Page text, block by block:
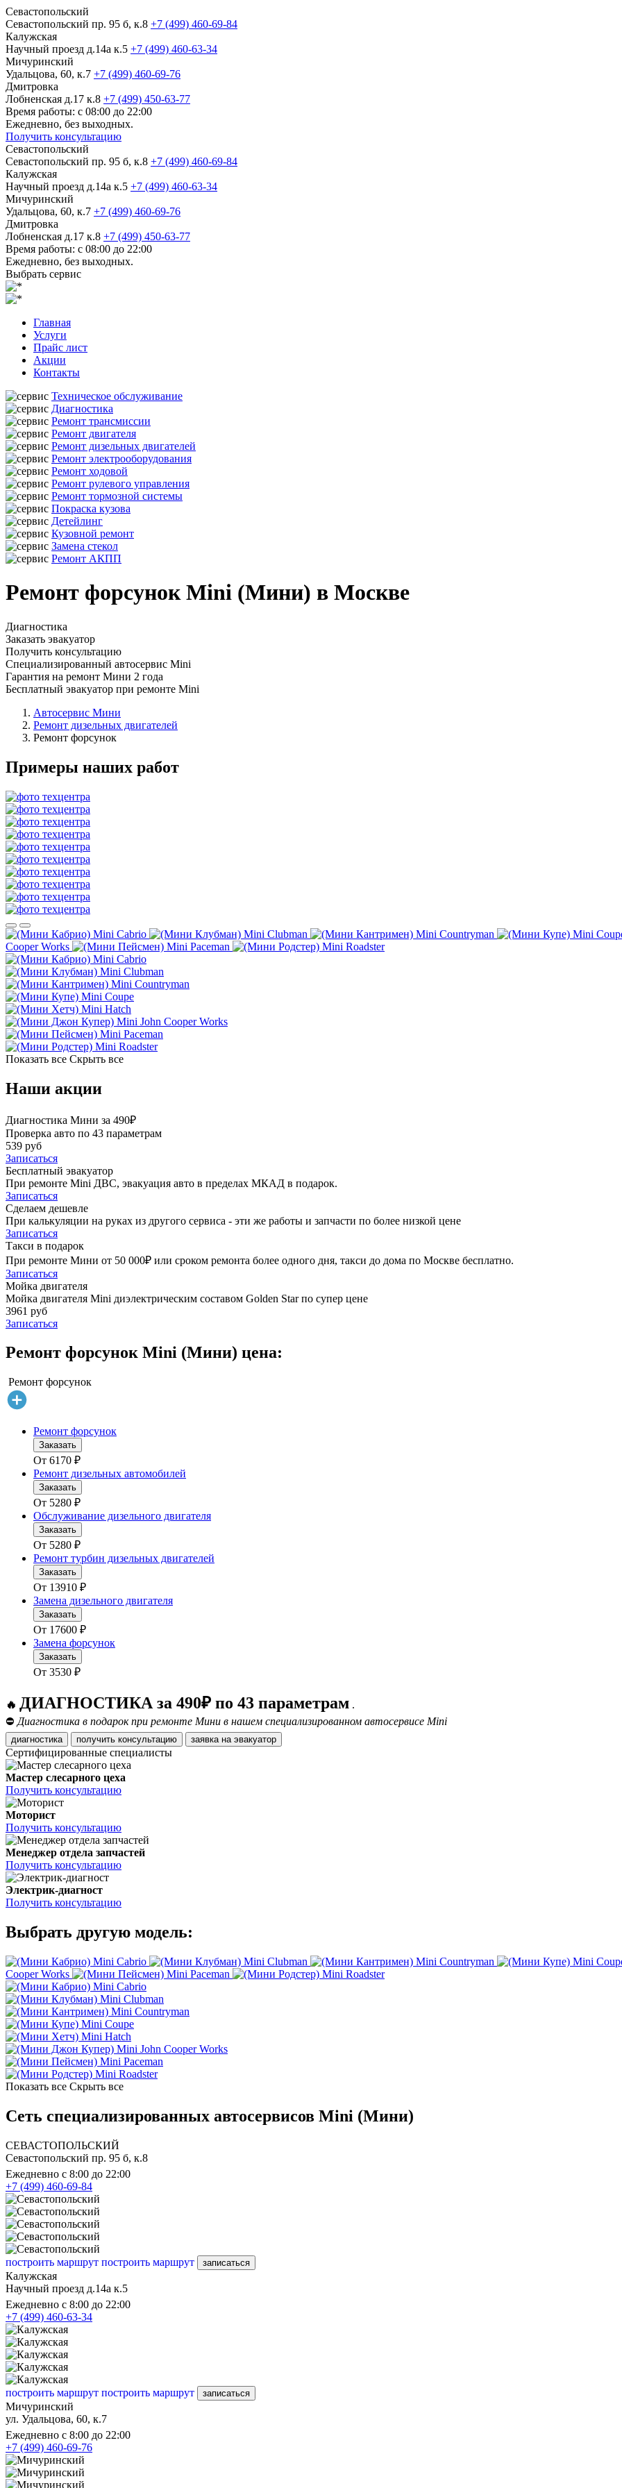
Севастопольский
Севастопольский пр. 95 б, к.8 +7 (499) 460-69-84
Калужская
Научный проезд д.14а к.5 +7 (499) 460-63-34
Мичуринский
Удальцова, 60, к.7 +7 (499) 460-69-76
Дмитровка
Лобненская д.17 к.8 +7 (499) 450-63-77
Время работы: с 08:00 до 22:00
Ежедневно, без выходных.
Получить консультацию
Севастопольский
Севастопольский пр. 95 б, к.8 +7 (499) 460-69-84
Калужская
Научный проезд д.14а к.5 +7 (499) 460-63-34
Мичуринский
Удальцова, 60, к.7 +7 (499) 460-69-76
Дмитровка
Лобненская д.17 к.8 +7 (499) 450-63-77
Время работы: с 08:00 до 22:00
Ежедневно, без выходных.
Выбрать сервис
Главная
Услуги
Прайс лист
Акции
Контакты
Техническое обслуживание
Диагностика
Ремонт трансмиссии
Ремонт двигателя
Ремонт дизельных двигателей
Ремонт электрооборудования
Ремонт ходовой
Ремонт рулевого управления
Ремонт тормозной системы
Покраска кузова
Детейлинг
Кузовной ремонт
Замена стекол
Ремонт АКПП
Ремонт форсунок Mini (Мини) в Москве
Диагностика
Заказать эвакуатор
Получить консультацию
Специализированный автосервис Mini
Гарантия на ремонт Мини 2 года
Бесплатный эвакуатор при ремонте Mini
Автосервис Мини
Ремонт дизельных двигателей
Ремонт форсунок
Примеры наших работ
Mini Cabrio Mini Clubman Mini Countryman Mini
Cooper Works
Mini Paceman
Mini Roadster
Mini Cabrio
Mini Clubman
Mini Countryman
Mini Coupe
Mini Hatch
Mini John Cooper Works
Mini Paceman
Mini Roadster
Показать все Скрыть все
Наши акции
Диагностика Мини за 490₽
Проверка авто по 43 параметрам
539 руб
Записаться
Бесплатный эвакуатор
При ремонте Mini ДВС, эвакуация авто в пределах МКАД в подарок.
Записаться
Сделаем дешевле
При калькуляции на руках из другого сервиса - эти же работы и запчасти по более низкой цене
Записаться
Такси в подарок
При ремонте Мини от 50 000₽ или сроком ремонта более одного дня, такси до дома по Москве бесплатно.
Записаться
Мойка двигателя
Мойка двигателя Mini диэлектрическим составом Golden Star по супер цене
3961 руб
Записаться
Ремонт форсунок Mini (Мини) цена:
Ремонт форсунок
Ремонт форсунок
Заказать
От 6170 ₽
Ремонт дизельных автомобилей
Заказать
От 5280 ₽
Обслуживание дизельного двигателя
Заказать
От 5280 ₽
Ремонт турбин дизельных двигателей
Заказать
От 13910 ₽
Замена дизельного двигателя
Заказать
От 17600 ₽
Замена форсунок
Заказать
От 3530 ₽
🔥 ДИАГНОСТИКА за 490₽ по 43 параметрам .
⛔ Диагностика в подарок при ремонте Мини в нашем специализированном автосервисе Mini
диагностика получить консультацию заявка на эвакуатор
Сертифицированные специалисты
Мастер слесарного цеха
Получить консультацию
Моторист
Получить консультацию
Менеджер отдела запчастей
Получить консультацию
Электрик-диагност
Получить консультацию
Выбрать другую модель:
Mini Cabrio Mini Clubman Mini Countryman Mini
Cooper Works
Mini Paceman
Mini Roadster
Mini Cabrio
Mini Clubman
Mini Countryman
Mini Coupe
Mini Hatch
Mini John Cooper Works
Mini Paceman
Mini Roadster
Показать все Скрыть все
Сеть специализированных автосервисов Mini (Мини)
СЕВАСТОПОЛЬСКИЙ
Севастопольский пр. 95 б, к.8
Ежедневно с 8:00 до 22:00
+7 (499) 460-69-84
построить маршрут построить маршрут записаться
Калужская
Научный проезд д.14а к.5
Ежедневно с 8:00 до 22:00
+7 (499) 460-63-34
построить маршрут построить маршрут записаться
Мичуринский
ул. Удальцова, 60, к.7
Ежедневно с 8:00 до 22:00
+7 (499) 460-69-76